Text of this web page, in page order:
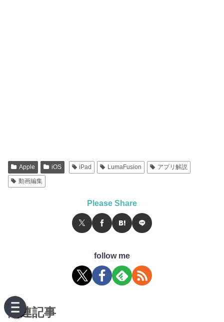
Apple iOS iPad LumaFusion
アプリ解説
動画編集
Please Share
follow me
関連記事